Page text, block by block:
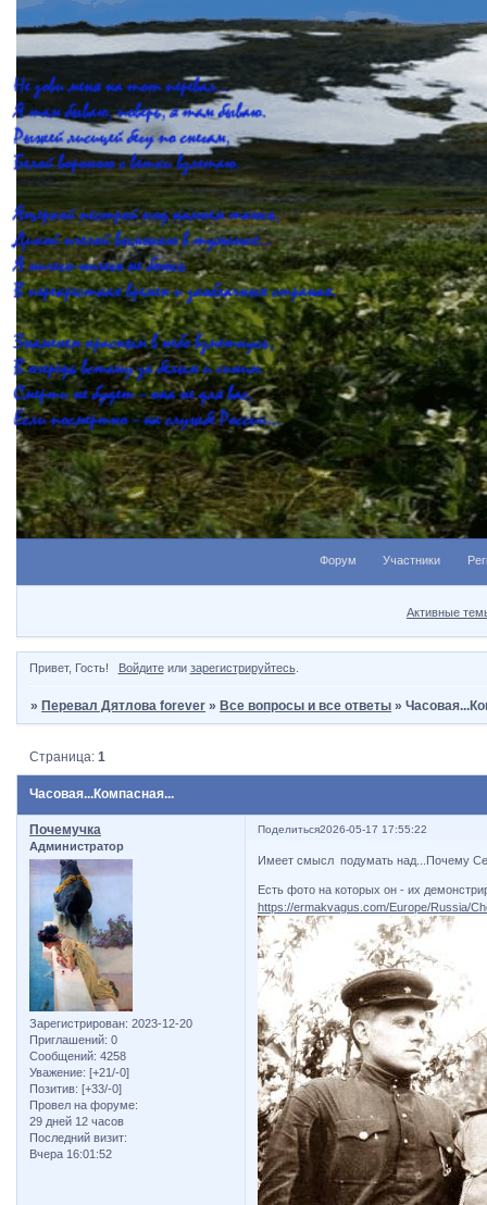
Форум Участники
Активные
Привет, Гость! Войдитеили зарегистрируйтесь.
»Перевал Дятлова forever »Все вопросы и все ответы »
Часовая...Компасная...
Страница:1
Поделиться2026-05-17 17:55:22
Почемучка
Администратор
Зарегистрирован: 2023-12-20
Приглашений: 0
Сообщений: 4258
Уважение: [+21/-0]
Позитив: [+33/-0]
Провел на форуме:
29 дней 12 часов
Последний визит:
Вчера 16:01:52
Имеет смысл подумать над...Почему
Есть фото на которых он - их
https://ermakvagus.com/Europe/Russia/